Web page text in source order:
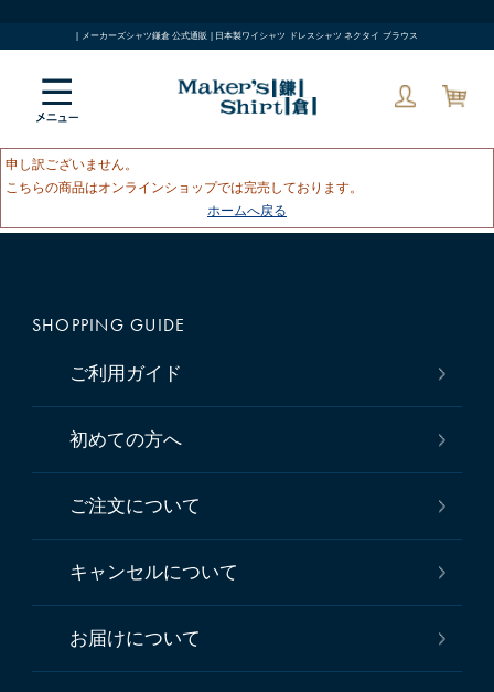
| メーカーズシャツ鎌倉 公式通販 | 日本製ワイシャツ ドレスシャツ ネクタイ ブラウス
申し訳ございません。
こちらの商品はオンラインショップでは完売しております。
ホームへ戻る
SHOPPING GUIDE
ご利用ガイド
初めての方へ
ご注文について
キャンセルについて
お届けについて